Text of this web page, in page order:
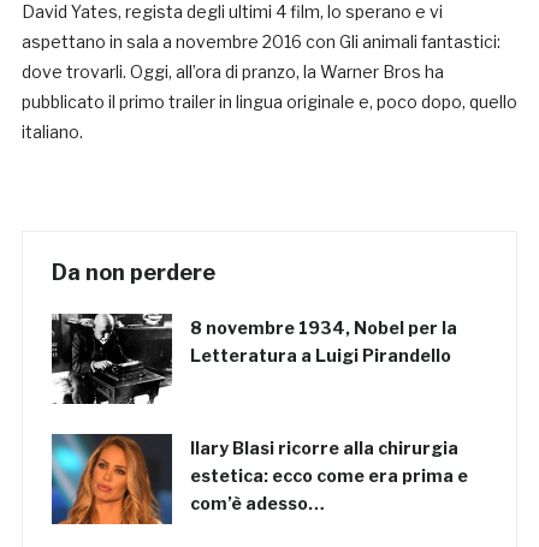
David Yates, regista degli ultimi 4 film, lo sperano e vi
aspettano in sala a novembre 2016 con Gli animali fantastici:
dove trovarli. Oggi, all’ora di pranzo, la Warner Bros ha
pubblicato il primo trailer in lingua originale e, poco dopo, quello
italiano.
Da non perdere
8 novembre 1934, Nobel per la
Letteratura a Luigi Pirandello
Ilary Blasi ricorre alla chirurgia
estetica: ecco come era prima e
com’è adesso…